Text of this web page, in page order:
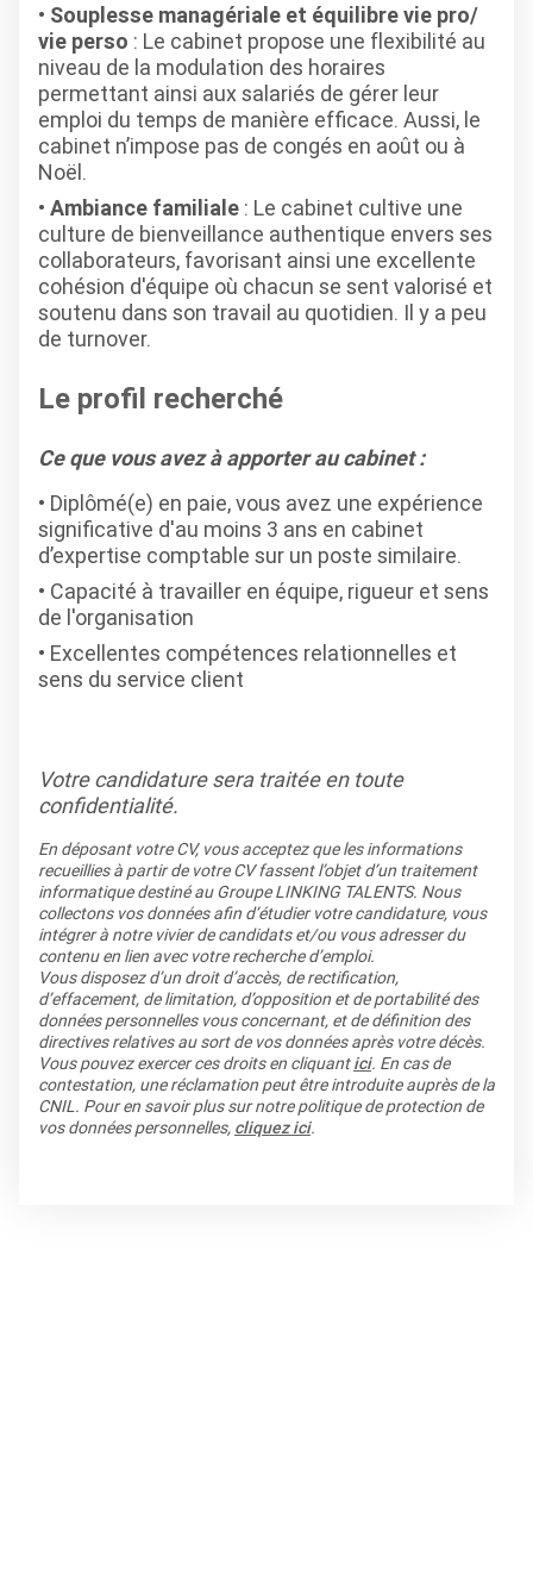
Souplesse managériale et équilibre vie pro/
vie perso : Le cabinet propose une flexibilité au
niveau de la modulation des horaires
permettant ainsi aux salariés de gérer leur
emploi du temps de manière efficace. Aussi, le
cabinet n’impose pas de congés en août ou à
Noël.
Ambiance familiale : Le cabinet cultive une
culture de bienveillance authentique envers ses
collaborateurs, favorisant ainsi une excellente
cohésion d'équipe où chacun se sent valorisé et
soutenu dans son travail au quotidien. Il y a peu
de turnover.
Le profil recherché
Ce que vous avez à apporter au cabinet :
Diplômé(e) en paie, vous avez une expérience
significative d'au moins 3 ans en cabinet
d’expertise comptable sur un poste similaire.
Capacité à travailler en équipe, rigueur et sens
de l'organisation
Excellentes compétences relationnelles et
sens du service client
Votre candidature sera traitée en toute
confidentialité.
En déposant votre CV, vous acceptez que les informations
recueillies à partir de votre CV fassent l’objet d’un traitement
informatique destiné au Groupe LINKING TALENTS. Nous
collectons vos données afin d’étudier votre candidature, vous
intégrer à notre vivier de candidats et/ou vous adresser du
contenu en lien avec votre recherche d’emploi.
Vous disposez d’un droit d’accès, de rectification,
d’effacement, de limitation, d’opposition et de portabilité des
données personnelles vous concernant, et de définition des
directives relatives au sort de vos données après votre décès.
Vous pouvez exercer ces droits en cliquantici. En cas de
contestation, une réclamation peut être introduite auprès de la
CNIL. Pour en savoir plus sur notre politique de protection de
vos données personnelles, cliquez ici.